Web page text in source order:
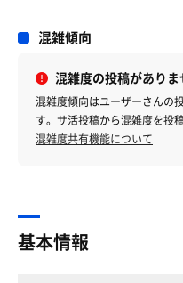
混雑傾向
混雑度の投稿がありま
混雑度傾向はユーザーさんの
す。サ活投稿から混雑度を投
混雑度共有機能について
基本情報